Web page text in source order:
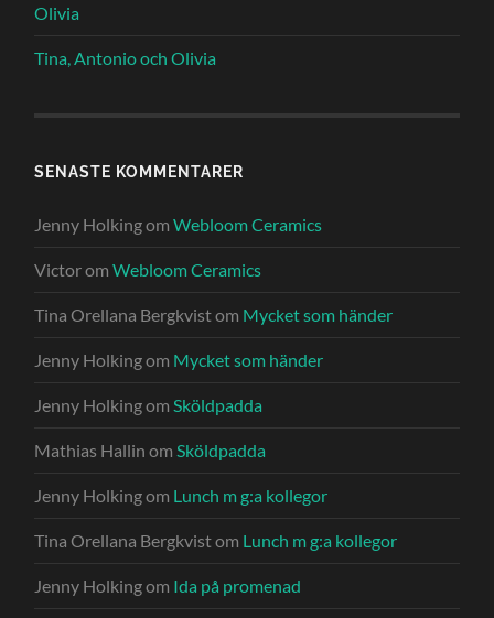
Olivia
Tina, Antonio och Olivia
SENASTE KOMMENTARER
Jenny HolkingomWebloom Ceramics
VictoromWebloom Ceramics
Tina Orellana Bergkvistom Mycket som händer
Jenny Holkingom Mycket som händer
Jenny HolkingomSköldpadda
Mathias Hallin omSköldpadda
Jenny Holkingom Lunch m g:a kollegor
Tina Orellana Bergkvistom Lunch m g:a kollegor
Jenny Holkingom Ida på promenad